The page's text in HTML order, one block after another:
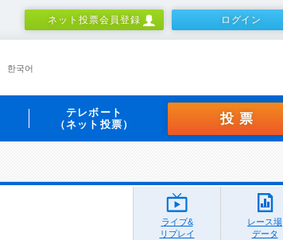
ネット投票会員登録 ログイン
한국어
テレボート
（ネット投票）
投票
ライブ&
リプレイ
レース場
データ